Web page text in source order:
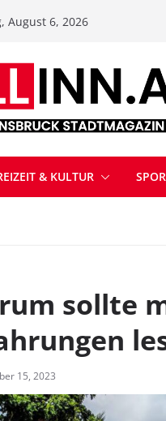
August 6, 2026
& KULTUR
sollte
15, 2023